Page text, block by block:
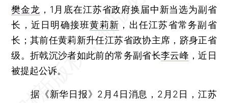
樊金龙 ，1月底在江苏省政府换届中新当选为副省
长，近日明确接班黄莉新 ，出任江苏省常务副省
长；其前任黄莉新升任江苏省政协主席，跻身正省
级。折戟沉沙者如此前的常务副省长李云峰 ，近日
被提起公诉。
据《新华日报》2月4日消息，2月2日，江苏